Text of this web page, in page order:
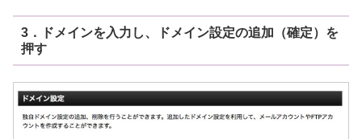
3．ドメインを入力し、ドメイン設定の追加（確定）を
押す